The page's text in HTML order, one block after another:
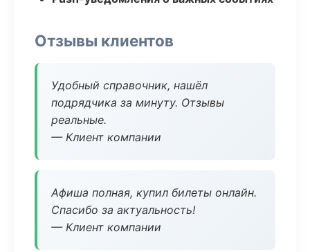
Отзывы клиентов
Удобный справочник, нашёл
подрядчика за минуту. Отзывы
реальные.
— Клиент компании
Афиша полная, купил билеты онлайн.
Спасибо за актуальность!
— Клиент компании